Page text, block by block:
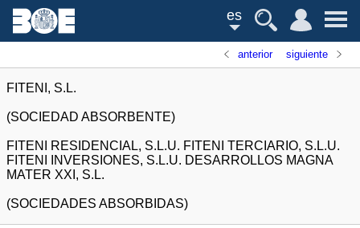
es
anterior siguiente
FITENI, S.L.
(SOCIEDAD ABSORBENTE)
FITENI RESIDENCIAL, S.L.U. FITENI TERCIARIO, S.L.U.
FITENI INVERSIONES, S.L.U. DESARROLLOS MAGNA
MATER XXI, S.L.
(SOCIEDADES ABSORBIDAS)